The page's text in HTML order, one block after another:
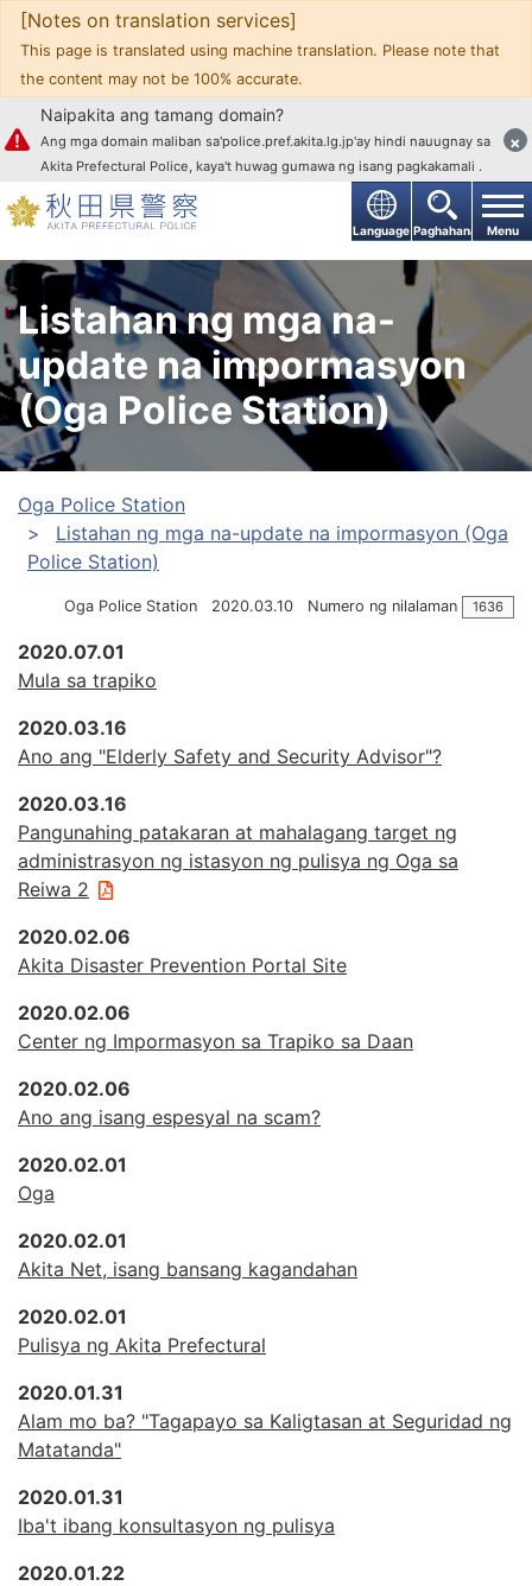
Upang mag-text
Language Paghahanap Menu
Naipakita ang tamang domain?
Ang mga domain maliban sa'police.pref.akita.lg.jp'ay hindi nauugnay sa
Akita Prefectural Police, kaya't huwag gumawa ng isang pagkakamali .
×
[Notes on translation services]
This page is translated using machine translation. Please note that
the content may not be 100% accurate.
Listahan ng mga na-
update na impormasyon
(Oga Police Station)
Oga Police Station
Listahan ng mga na-update na impormasyon (Oga
Police Station)
Oga Police Station 2020.03.10 Numero ng nilalaman 1636
2020.07.01
Mula sa trapiko
2020.03.16
Ano ang "Elderly Safety and Security Advisor"?
2020.03.16
Pangunahing patakaran at mahalagang target ng
administrasyon ng istasyon ng pulisya ng Oga sa
Reiwa 2
2020.02.06
Akita Disaster Prevention Portal Site
2020.02.06
Center ng Impormasyon sa Trapiko sa Daan
2020.02.06
Ano ang isang espesyal na scam?
2020.02.01
Oga
2020.02.01
Akita Net, isang bansang kagandahan
2020.02.01
Pulisya ng Akita Prefectural
2020.01.31
Alam mo ba? "Tagapayo sa Kaligtasan at Seguridad ng
Matatanda"
2020.01.31
Iba't ibang konsultasyon ng pulisya
2020.01.22